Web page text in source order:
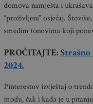
domova namješta i
“proživljeni” osjećaj.
smeđim tonovima koji
PROČITAJTE:
2024.
Pinterestov izvještaj o
modu, čak i kada je u